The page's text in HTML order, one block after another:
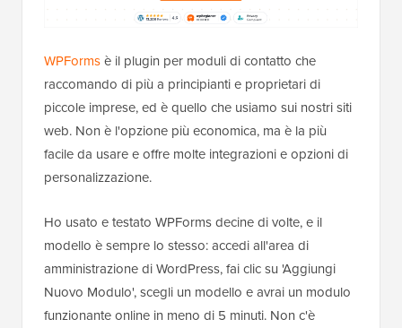
WPFormsè il plugin per moduli di contatto che
raccomando di più a principianti e proprietari di
piccole imprese, ed è quello che usiamo sui nostri siti
web. Non è l'opzione più economica, ma è la più
facile da usare e offre molte integrazioni e opzioni di
personalizzazione.
Ho usato e testato WPForms decine di volte, e il
modello è sempre lo stesso: accedi all'area di
amministrazione di WordPress, fai clic su 'Aggiungi
Nuovo Modulo', scegli un modello e avrai un modulo
funzionante online in meno di 5 minuti. Non c'è